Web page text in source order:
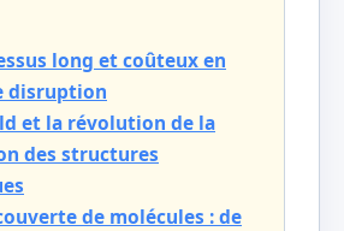
long et coûteux en
disruption
et la révolution de la
des structures
de molécules : de